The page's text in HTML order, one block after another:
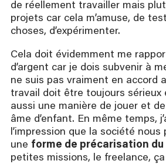
de réellement travailler mais
projets car cela m’amuse, de
choses, d’expérimenter.
Cela doit évidemment me
d’argent car je dois subvenir à
ne suis pas vraiment en accord
travail doit être toujours sérieux
aussi une manière de jouer et
âme d’enfant. En même temps,
l’impression que la société nous
une forme de précarisation
petites missions, le freelance,